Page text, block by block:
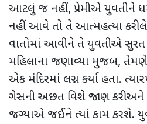
આટલું જ નહીં, પ્રેમીએ યુવતીને
નહીં આવે તો તે આત્મહત્યા કરી
વાતોમાં આવીને તે યુવતીએ સુરત
મહિલાના જણાવ્યા મુજબ, તેમણે
એક મંદિરમાં લગ્ન કર્યા હતા.
ગેસની અછત વિશે જાણ કરી અને
જગ્યાએ જઈને ત્યાં કામ કરશે.